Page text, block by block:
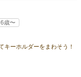
キーホルダーをまわそう！
6歳〜